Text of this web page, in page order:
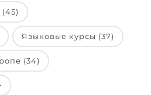
Языковые курсы (37)
(34)